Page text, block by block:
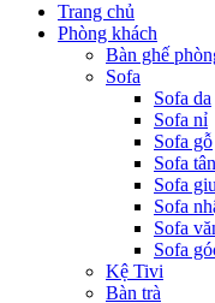
Trang chủ
Phòng khách
Bàn ghế
Sofa
Sofa da
Sofa nỉ
Sofa gỗ
Sofa
Sofa
Sofa
Sofa
Sofa
Kệ Tivi
Bàn trà